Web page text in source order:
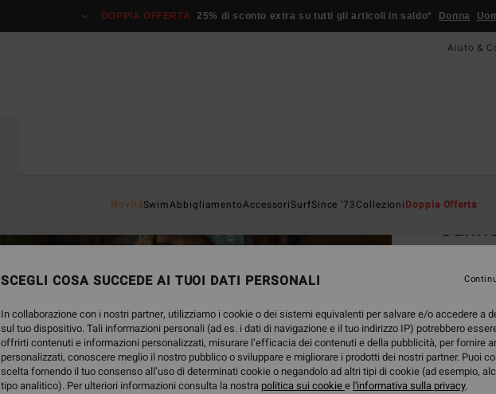
DOPPIA OFFERTA 25% di sconto extra su tutti gli articoli in saldo* Donna
Aiuto &
NovitàSwimAbbigliamentoAccessoriSurfSince '73CollezioniDoppia Offerta
35,95
DOPPIA
Colori
SCEGLI COSA SUCCEDE AI TUOI DATI PERSONALI
In collaborazione con i nostri partner, utilizziamo i cookie o dei sistemi equivalenti per salvare e/o accedere a
sul tuo dispositivo. Tali informazioni personali (ad es. i dati di navigazione e il tuo indirizzo IP) potrebbero
offrirti contenuti e informazioni personalizzati, misurare l’efficacia dei contenuti e della pubblicità, per fornire
personalizzati, conoscere meglio il nostro pubblico o sviluppare e migliorare i prodotti dei nostri partner. Puoi
scelta fornendo il tuo consenso all’uso di determinati cookie o negandolo ad altri tipi di cookie (ad esempio,
tipo analitico). Per ulteriori informazioni consulta la nostra politica sui cookiee l'informativa sulla privacy.